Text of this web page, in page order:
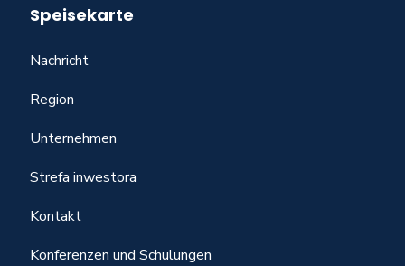
Speisekarte
Nachricht
Region
Unternehmen
Strefa inwestora
Kontakt
Konferenzen und Schulungen